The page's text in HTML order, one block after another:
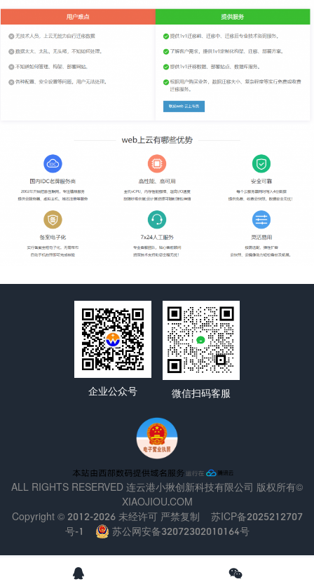
 
企业公众号 微信扫码客服
ALL RIGHTS RESERVED 连云港小揪创新科技有限公司 版权所有©
XIAOJIOU.COM
Copyright © 2012-2026 未经许可 严禁复制
苏ICP备2025212707
号-1
苏公网安备32072302010164号